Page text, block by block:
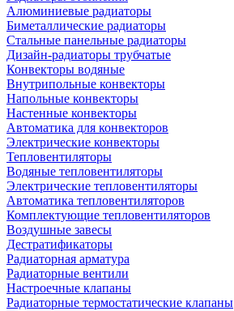
Алюминиевые радиаторы
Биметаллические радиаторы
Стальные панельные радиаторы
Дизайн-радиаторы трубчатые
Конвекторы водяные
Внутрипольные конвекторы
Напольные конвекторы
Настенные конвекторы
Автоматика для конвекторов
Электрические конвекторы
Тепловентиляторы
Водяные тепловентиляторы
Электрические тепловентиляторы
Автоматика тепловентиляторов
Комплектующие тепловентиляторов
Воздушные завесы
Дестратификаторы
Радиаторная арматура
Радиаторные вентили
Настроечные клапаны
Радиаторные термостатические клапаны